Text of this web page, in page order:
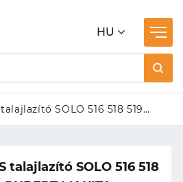
HU
talajlazító SOLO 516 518 519
talajlazító SOLO 516 518